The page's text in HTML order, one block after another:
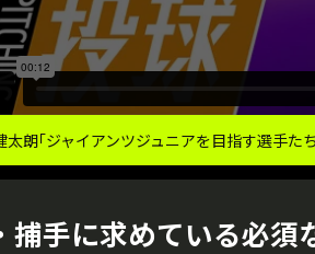
太朗｢ジャイアンツジュニアを目指す選手た
捕手に求めている必